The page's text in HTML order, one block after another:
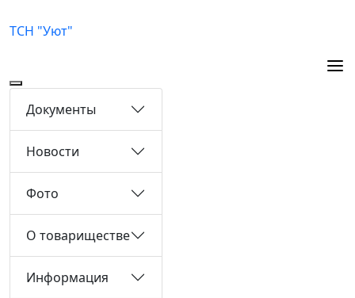
ТСН "Уют"
Документы
Новости
Фото
О товариществе
Информация